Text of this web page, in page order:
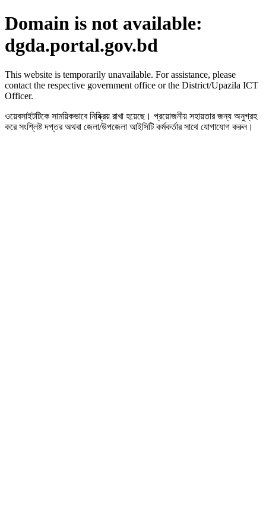
Domain is not available:
dgda.portal.gov.bd
This website is temporarily unavailable. For assistance, please
contact the respective government office or the District/Upazila ICT
Officer.
ওয়েবসাইটটিকে সাময়িকভাবে নিষ্ক্রিয় রাখা হয়েছে। প্রয়োজনীয় সহায়তার জন্য অনুগ্রহ
করে সংশ্লিষ্ট দপ্তর অথবা জেলা/উপজেলা আইসিটি কর্মকর্তার সাথে যোগাযোগ করুন।